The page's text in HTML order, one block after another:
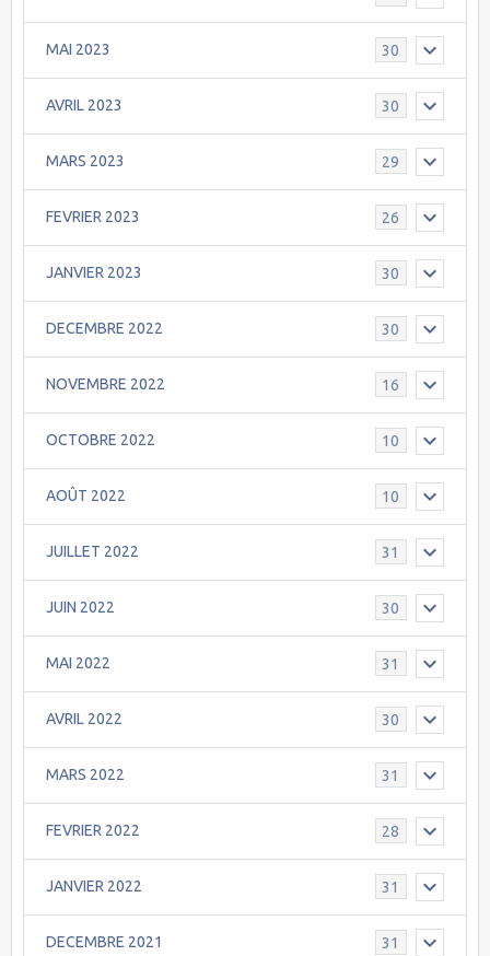
MAI 2023 30
AVRIL 2023 30
MARS 2023 29
FEVRIER 2023 26
JANVIER 2023 30
DECEMBRE 2022 30
NOVEMBRE 2022 16
OCTOBRE 2022 10
AOÛT 2022 10
JUILLET 2022 31
JUIN 2022 30
MAI 2022 31
AVRIL 2022 30
MARS 2022 31
FEVRIER 2022 28
JANVIER 2022 31
DECEMBRE 2021 31